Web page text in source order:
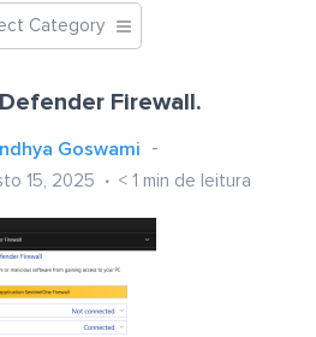
Category
Firewall.
Goswami
15, 2025 < 1 min de leitura